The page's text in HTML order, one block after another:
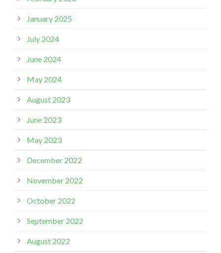
January 2025
July 2024
June 2024
May 2024
August 2023
June 2023
May 2023
December 2022
November 2022
October 2022
September 2022
August 2022